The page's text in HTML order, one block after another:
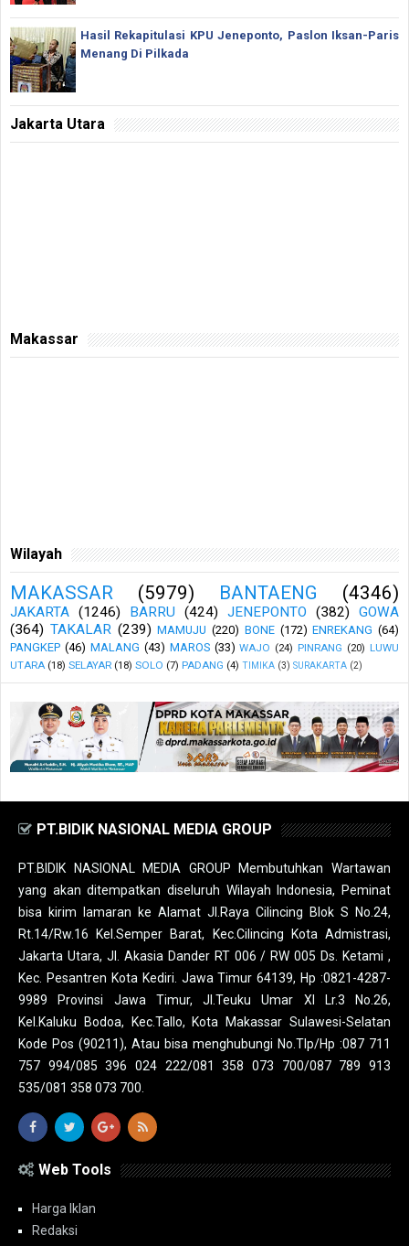
Hasil Rekapitulasi KPU Jeneponto, Paslon Iksan-Paris
Menang Di Pilkada
Jakarta Utara
Makassar
Wilayah
MAKASSAR (5979) BANTAENG (4346)
JAKARTA (1246) BARRU (424) JENEPONTO (382)
GOWA
(364) TAKALAR (239) MAMUJU (220) BONE (172) ENREKANG (64)
PANGKEP (46) MALANG (43) MAROS (33) WAJO (24) PINRANG (20) LUWU
UTARA (18) SELAYAR (18) SOLO (7) PADANG (4) TIMIKA (3) SURAKARTA (2)
PT.BIDIK NASIONAL MEDIA GROUP
PT.BIDIK NASIONAL MEDIA GROUP Membutuhkan Wartawan
yang akan ditempatkan diseluruh Wilayah Indonesia, Peminat
bisa kirim lamaran ke Alamat Jl.Raya Cilincing Blok S No.24,
Rt.14/Rw.16 Kel.Semper Barat, Kec.Cilincing Kota Admistrasi,
Jakarta Utara, Jl. Akasia Dander RT 006 / RW 005 Ds. Ketami ,
Kec. Pesantren Kota Kediri. Jawa Timur 64139, Hp :0821-4287-
9989 Provinsi Jawa Timur, Jl.Teuku Umar XI Lr.3 No.26,
Kel.Kaluku Bodoa, Kec.Tallo, Kota Makassar Sulawesi-Selatan
Kode Pos (90211), Atau bisa menghubungi No.Tlp/Hp :087 711
757 994/085 396 024 222/081 358 073 700/087 789 913
535/081 358 073 700.
Web Tools
Harga Iklan
Redaksi